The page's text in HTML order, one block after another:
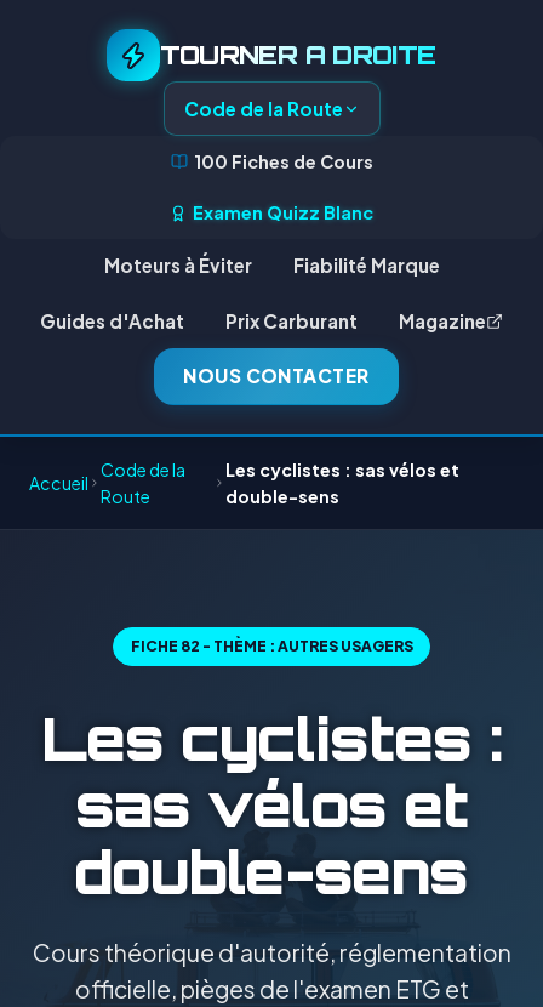
TOURNER A DROITE
Code de la Route
100 Fiches de Cours
Examen Quizz Blanc
Moteurs à Éviter Fiabilité Marque
Guides d'Achat Prix Carburant Magazine
NOUS CONTACTER
Accueil
Code de la
Route
Les cyclistes : sas vélos et
double-sens
FICHE 82 - THÈME : AUTRES USAGERS
Les cyclistes :
sas vélos et
double-sens
Cours théorique d'autorité, réglementation
officielle, pièges de l'examen ETG et